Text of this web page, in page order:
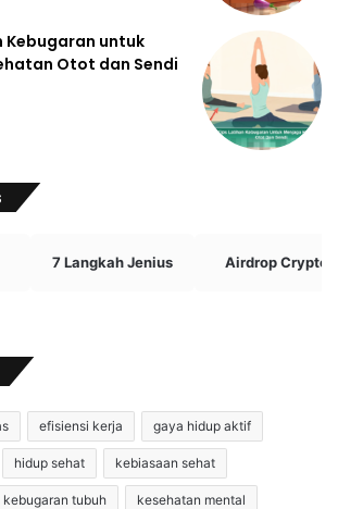
Kebugaran untuk
Otot dan Sendi
7 Langkah Jenius Airdrop Crypto
efisiensi kerja gaya hidup aktif
hidup sehat kebiasaan sehat
kebugaran tubuh kesehatan mental